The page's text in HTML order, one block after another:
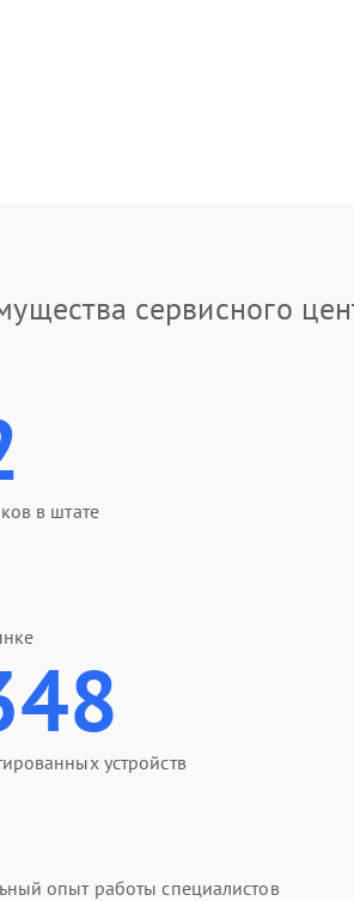
сервисного
в штате
устройств
опыт работы специалистов